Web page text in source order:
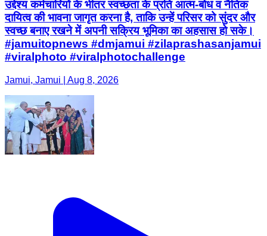
उद्देश्य कर्मचारियों के भीतर स्वच्छता के प्रति आत्म-बोध व नैतिक
दायित्व की भावना जागृत करना है, ताकि उन्हें परिसर को सुंदर और
स्वच्छ बनाए रखने में अपनी सक्रिय भूमिका का अहसास हो सके।
#jamuitopnews #dmjamui #zilaprashasanjamui
#viralphoto #viralphotochallenge
Jamui, Jamui | Aug 8, 2026